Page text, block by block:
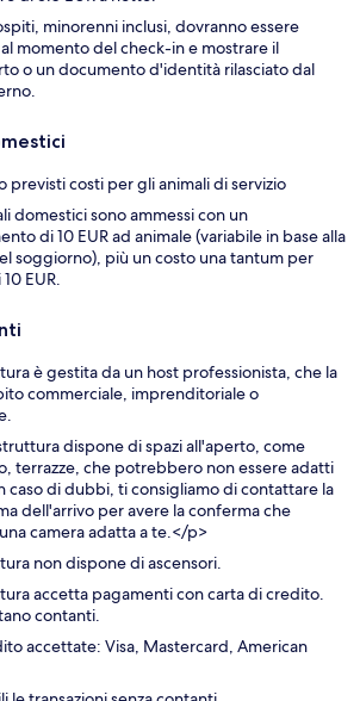
minorenni inclusi, dovranno essere
momento del check-in e mostrare il
o un documento d'identità rilasciato dal
previsti costi per gli animali di servizio
domestici sono ammessi con un
di 10 EUR ad animale (variabile in base alla
soggiorno), più un costo una tantum per
EUR.
è gestita da un host professionista, che la
commerciale, imprenditoriale o
dispone di spazi all'aperto, come
terrazze, che potrebbero non essere adatti
caso di dubbi, ti consigliamo di contattare la
dell'arrivo per avere la conferma che
camera adatta a te.</p>
non dispone di ascensori.
accetta pagamenti con carta di credito.
contanti.
accettate: Visa, Mastercard, American